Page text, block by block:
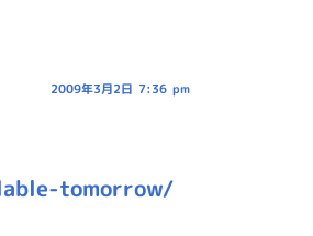
2009年3月2日 7:36 pm
tomorrow/